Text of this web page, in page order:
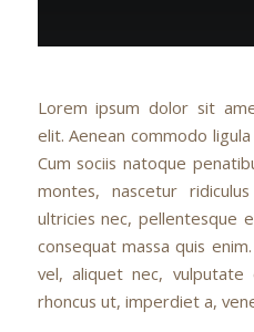
Lorem ipsum dolor sit
elit. Aenean commodo
Cum sociis natoque
montes, nascetur
ultricies nec, pellentesque
consequat massa quis
vel, aliquet nec,
rhoncus ut, imperdiet a,